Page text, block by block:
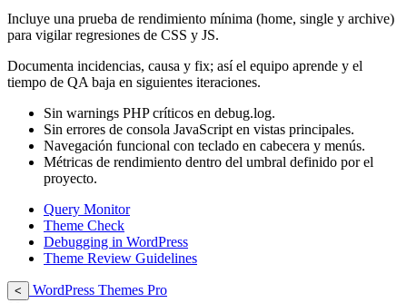
Incluye una prueba de rendimiento mínima (home, single y archive)
para vigilar regresiones de CSS y JS.
Documenta incidencias, causa y fix; así el equipo aprende y el
tiempo de QA baja en siguientes iteraciones.
Sin warnings PHP críticos en debug.log.
Sin errores de consola JavaScript en vistas principales.
Navegación funcional con teclado en cabecera y menús.
Métricas de rendimiento dentro del umbral definido por el
proyecto.
Query Monitor
Theme Check
Debugging in WordPress
Theme Review Guidelines
<
WordPress Themes Pro